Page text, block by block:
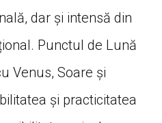
dar și intensă din
Punctul de Lună
Venus, Soare și
și practicitatea